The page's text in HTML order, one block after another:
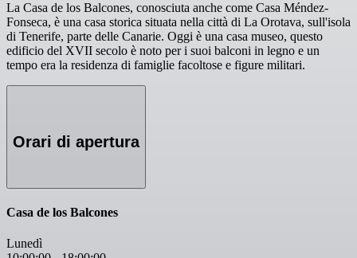
La Casa de los Balcones, conosciuta anche come Casa Méndez-
Fonseca, è una casa storica situata nella città di La Orotava, sull'isola
di Tenerife, parte delle Canarie. Oggi è una casa museo, questo
edificio del XVII secolo è noto per i suoi balconi in legno e un
tempo era la residenza di famiglie facoltose e figure militari.
Orari di apertura
Casa de los Balcones
Lunedì